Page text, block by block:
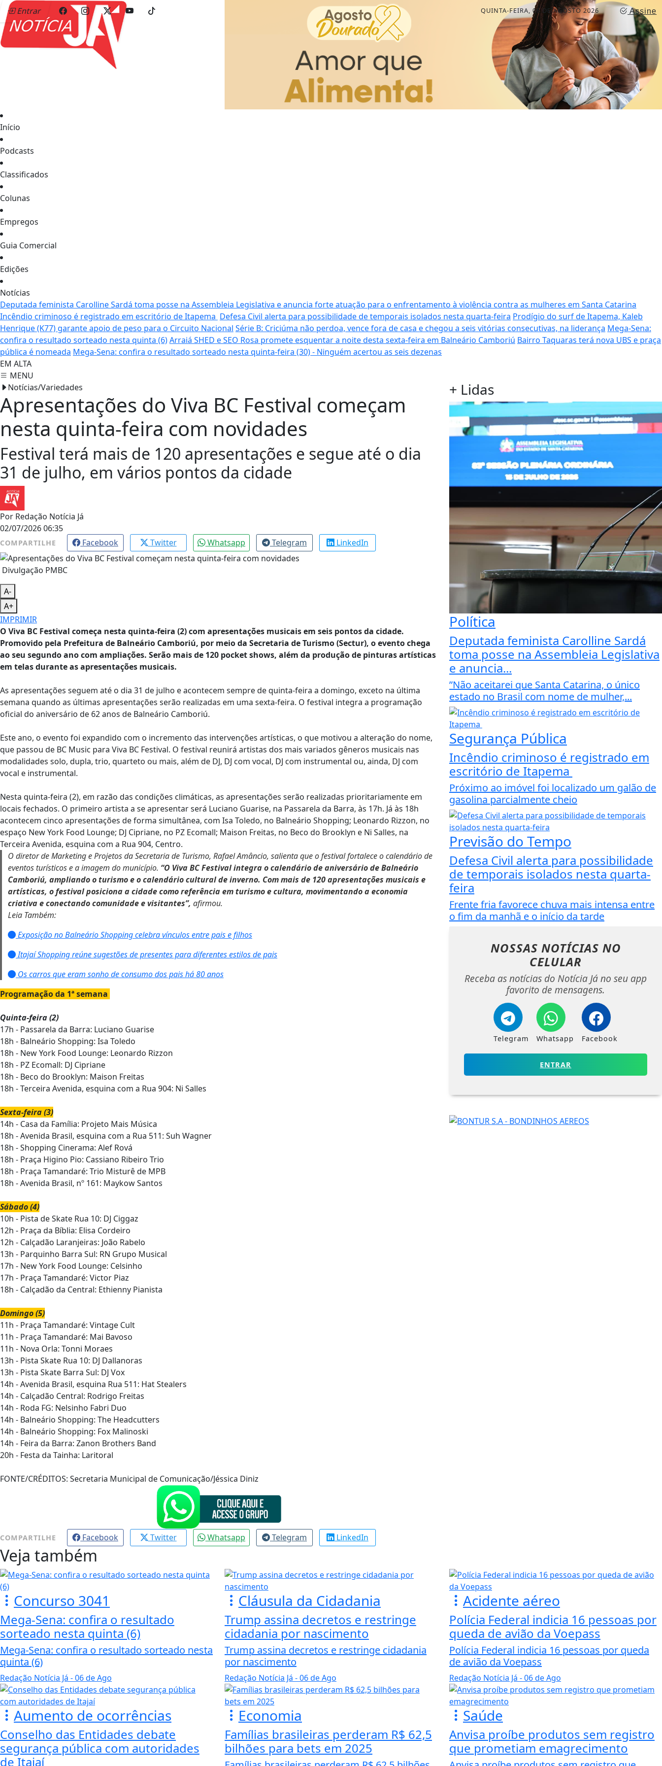
Entrar Assine
QUINTA-FEIRA, 06 DE AGOSTO 2026
Início
Podcasts
Classificados
Colunas
Empregos
Guia Comercial
Edições
Notícias
Deputada feminista Carolline Sardá toma posse na Assembleia Legislativa e anuncia forte atuação para o enfrentamento à violência contra as mulheres em Santa Catarina
Incêndio criminoso é registrado em escritório de Itapema Defesa Civil alerta para possibilidade de temporais isolados nesta quarta-feira Prodígio do surf de Itapema, Kaleb
Henrique (K77) garante apoio de peso para o Circuito Nacional Série B: Criciúma não perdoa, vence fora de casa e chegou a seis vitórias consecutivas, na liderança Mega-Sena:
confira o resultado sorteado nesta quinta (6)Arraiá SHED e SEO Rosa promete esquentar a noite desta sexta-feira em Balneário Camboriú Bairro Taquaras terá nova UBS e praça
pública é nomeada Mega-Sena: confira o resultado sorteado nesta quinta-feira (30) - Ninguém acertou as seis dezenas
EM ALTA
MENU
Notícias/Variedades
Apresentações do Viva BC Festival começam
nesta quinta-feira com novidades
Festival terá mais de 120 apresentações e segue até o dia
31 de julho, em vários pontos da cidade
Por Redação Notícia Já
02/07/2026 06:35
COMPARTILHE Facebook Twitter Whatsapp Telegram LinkedIn
Divulgação PMBC
A-
A+
IMPRIMIR
O Viva BC Festival começa nesta quinta-feira (2) com apresentações musicais em seis pontos da cidade.
Promovido pela Prefeitura de Balneário Camboriú, por meio da Secretaria de Turismo (Sectur), o evento chega
ao seu segundo ano com ampliações. Serão mais de 120 pocket shows, além da produção de pinturas artísticas
em telas durante as apresentações musicais.
As apresentações seguem até o dia 31 de julho e acontecem sempre de quinta-feira a domingo, exceto na última
semana quando as últimas apresentações serão realizadas em uma sexta-feira. O festival integra a programação
oficial do aniversário de 62 anos de Balneário Camboriú.
Este ano, o evento foi expandido com o incremento das intervenções artísticas, o que motivou a alteração do nome,
que passou de BC Music para Viva BC Festival. O festival reunirá artistas dos mais variados gêneros musicais nas
modalidades solo, dupla, trio, quarteto ou mais, além de DJ, DJ com vocal, DJ com instrumental ou, ainda, DJ com
vocal e instrumental.
Nesta quinta-feira (2), em razão das condições climáticas, as apresentações serão realizadas prioritariamente em
locais fechados. O primeiro artista a se apresentar será Luciano Guarise, na Passarela da Barra, às 17h. Já às 18h
acontecem cinco apresentações de forma simultânea, com Isa Toledo, no Balneário Shopping; Leonardo Rizzon, no
espaço New York Food Lounge; DJ Cipriane, no PZ Ecomall; Maison Freitas, no Beco do Brooklyn e Ni Salles, na
Terceira Avenida, esquina com a Rua 904, Centro.
O diretor de Marketing e Projetos da Secretaria de Turismo, Rafael Amâncio, salienta que o festival fortalece o calendário de
eventos turísticos e a imagem do município. “O Viva BC Festival integra o calendário de aniversário de Balneário
Camboriú, ampliando o turismo e o calendário cultural de inverno. Com mais de 120 apresentações musicais e
artísticas, o festival posiciona a cidade como referência em turismo e cultura, movimentando a economia
criativa e conectando comunidade e visitantes”, afirmou.
Leia Também:
Exposição no Balneário Shopping celebra vínculos entre pais e filhos
Itajaí Shopping reúne sugestões de presentes para diferentes estilos de pais
Os carros que eram sonho de consumo dos pais há 80 anos
Programação da 1ª semana
Quinta-feira (2)
17h - Passarela da Barra: Luciano Guarise
18h - Balneário Shopping: Isa Toledo
18h - New York Food Lounge: Leonardo Rizzon
18h - PZ Ecomall: DJ Cipriane
18h - Beco do Brooklyn: Maison Freitas
18h - Terceira Avenida, esquina com a Rua 904: Ni Salles
Sexta-feira (3)
14h - Casa da Família: Projeto Mais Música
18h - Avenida Brasil, esquina com a Rua 511: Suh Wagner
18h - Shopping Cinerama: Alef Rová
18h - Praça Higino Pio: Cassiano Ribeiro Trio
18h - Praça Tamandaré: Trio Misturê de MPB
18h - Avenida Brasil, nº 161: Maykow Santos
Sábado (4)
10h - Pista de Skate Rua 10: DJ Ciggaz
12h - Praça da Bíblia: Elisa Cordeiro
12h - Calçadão Laranjeiras: João Rabelo
13h - Parquinho Barra Sul: RN Grupo Musical
17h - New York Food Lounge: Celsinho
17h - Praça Tamandaré: Victor Piaz
18h - Calçadão da Central: Ethienny Pianista
Domingo (5)
11h - Praça Tamandaré: Vintage Cult
11h - Praça Tamandaré: Mai Bavoso
11h - Nova Orla: Tonni Moraes
13h - Pista Skate Rua 10: DJ Dallanoras
13h - Pista Skate Barra Sul: DJ Vox
14h - Avenida Brasil, esquina Rua 511: Hat Stealers
14h - Calçadão Central: Rodrigo Freitas
14h - Roda FG: Nelsinho Fabri Duo
14h - Balneário Shopping: The Headcutters
14h - Balneário Shopping: Fox Malinoski
14h - Feira da Barra: Zanon Brothers Band
20h - Festa da Tainha: Laritoral
FONTE/CRÉDITOS: Secretaria Municipal de Comunicação/Jéssica Diniz
COMPARTILHE Facebook Twitter Whatsapp Telegram LinkedIn
+ Lidas
Política
Deputada feminista Carolline Sardá
toma posse na Assembleia Legislativa
e anuncia...
”Não aceitarei que Santa Catarina, o único
estado no Brasil com nome de mulher,...
Segurança Pública
Incêndio criminoso é registrado em
escritório de Itapema
Próximo ao imóvel foi localizado um galão de
gasolina parcialmente cheio
Previsão do Tempo
Defesa Civil alerta para possibilidade
de temporais isolados nesta quarta-
feira
Frente fria favorece chuva mais intensa entre
o fim da manhã e o início da tarde
NOSSAS NOTÍCIAS NO
CELULAR
Receba as notícias do Notícia Já no seu app
favorito de mensagens.
Telegram Whatsapp Facebook
ENTRAR
Veja também
Concurso 3041
Mega-Sena: confira o resultado
sorteado nesta quinta (6)
Mega-Sena: confira o resultado sorteado nesta
quinta (6)
Redação Notícia Já - 06 de Ago
Cláusula da Cidadania
Trump assina decretos e restringe
cidadania por nascimento
Trump assina decretos e restringe cidadania
por nascimento
Redação Notícia Já - 06 de Ago
Acidente aéreo
Polícia Federal indicia 16 pessoas por
queda de avião da Voepass
Polícia Federal indicia 16 pessoas por queda
de avião da Voepass
Redação Notícia Já - 06 de Ago
Aumento de ocorrências
Conselho das Entidades debate
segurança pública com autoridades
de Itajaí
Economia
Famílias brasileiras perderam R$ 62,5
bilhões para bets em 2025
Saúde
Anvisa proíbe produtos sem registro
que prometiam emagrecimento